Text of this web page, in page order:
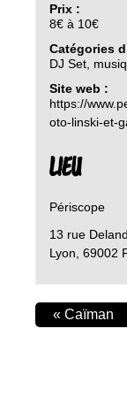
Prix :
8€ à 10€
Catégories
DJ Set,
Site web :
https://
oto-linski-et-
LIEU
Périscope
13 rue
Lyon 69002
« Caïman